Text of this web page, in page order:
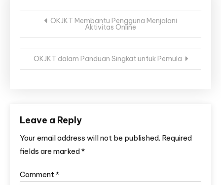
Post
navigation
OKJKT Membantu Pengguna Menjalani
Aktivitas Online
OKJKT dalam Panduan Singkat untuk Pemula
Leave a Reply
Your email address will not be published. Required
fields are marked*
Comment *